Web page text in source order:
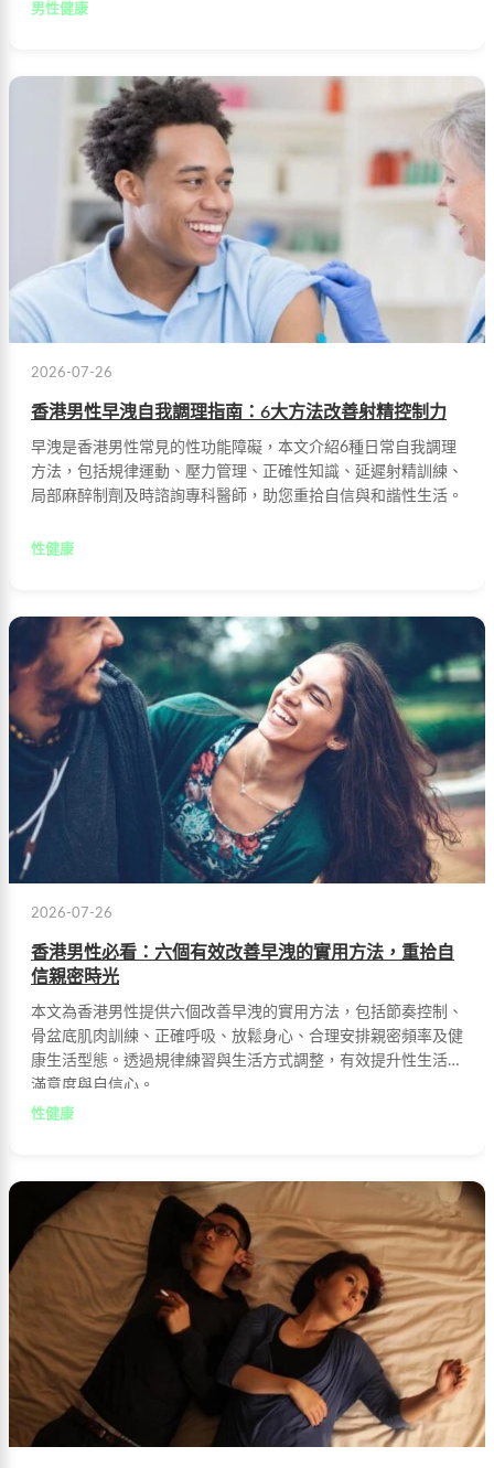
官方授權銷售，正品包裝設有防偽二維碼驗證。
男性健康
2026-07-26
香港男性早洩自我調理指南：6大方法改善射精控制力
早洩是香港男性常見的性功能障礙，本文介紹6種日常自我調理
方法，包括規律運動、壓力管理、正確性知識、延遲射精訓練、
局部麻醉制劑及時諮詢專科醫師，助您重拾自信與和諧性生活。
性健康
2026-07-26
香港男性必看：六個有效改善早洩的實用方法，重拾自
信親密時光
本文為香港男性提供六個改善早洩的實用方法，包括節奏控制、
骨盆底肌肉訓練、正確呼吸、放鬆身心、合理安排親密頻率及健
康生活型態。透過規律練習與生活方式調整，有效提升性生活的
滿意度與自信心。
性健康